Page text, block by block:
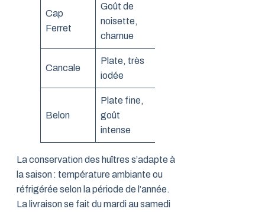
Cap
Ferret
Goût de
noisette,
charnue
Cancale
Plate, très
iodée
Belon
Plate fine,
goût
intense
La conservation des huîtres s’adapte à
la saison : température ambiante ou
réfrigérée selon la période de l’année.
La livraison se fait du mardi au samedi